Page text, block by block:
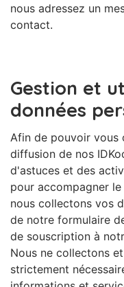
nous adressez un
contact.
Gestion et
données
Afin de pouvoir vous
diffusion de nos
d'astuces et des
pour accompagner
nous collectons vos
de notre formulaire
de souscription à
Nous ne collectons
strictement